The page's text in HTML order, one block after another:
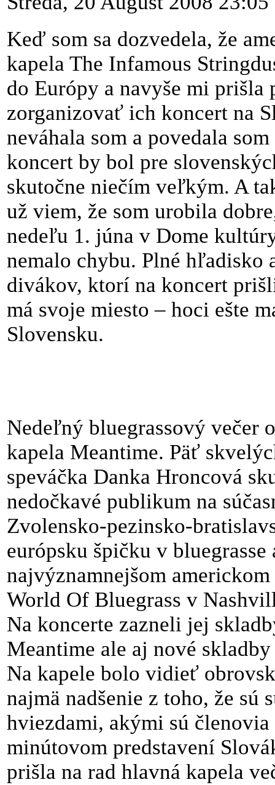
Keď som sa dozvedela, že
kapela The Infamous
do Európy a navyše mi prišla
zorganizovať ich koncert na
neváhala som a povedala
koncert by bol pre
skutočne niečím veľkým. A
už viem, že som urobila
nedeľu 1. júna v Dome
nemalo chybu. Plné hľadisko
divákov, ktorí na koncert
má svoje miesto – hoci ešte
Slovensku.
Nedeľný bluegrassový večer
kapela Meantime. Päť
speváčka Danka Hroncová
nedočkavé publikum na
Zvolensko-pezinsko-
európsku špičku v
najvýznamnejšom
World Of Bluegrass v
Na koncerte zazneli jej
Meantime ale aj nové
Na kapele bolo vidieť
najmä nadšenie z toho, že sú
hviezdami, akými sú
minútovom predstavení
prišla na rad hlavná kapela